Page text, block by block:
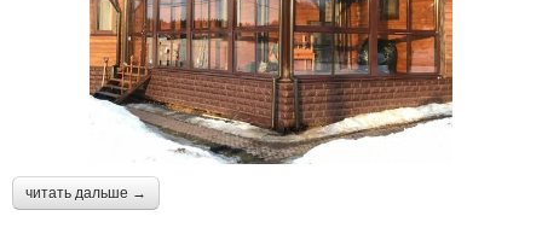
читать дальше →